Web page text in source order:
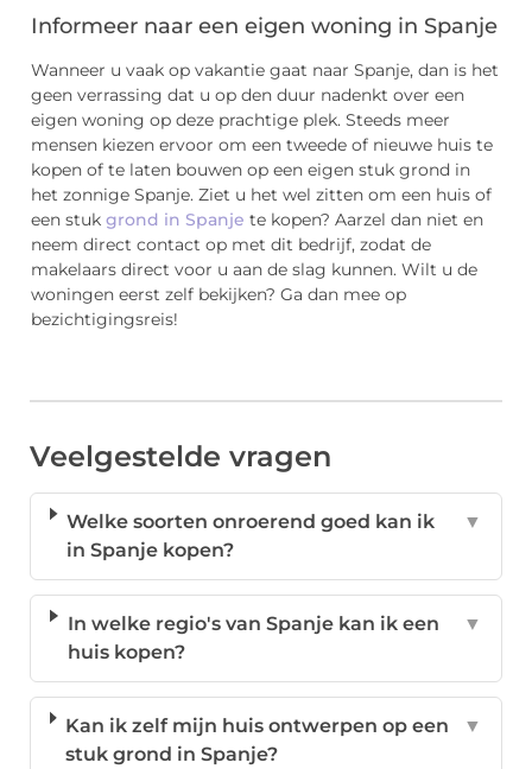
Informeer naar een eigen woning in Spanje
Wanneer u vaak op vakantie gaat naar Spanje, dan is het
geen verrassing dat u op den duur nadenkt over een
eigen woning op deze prachtige plek. Steeds meer
mensen kiezen ervoor om een tweede of nieuwe huis te
kopen of te laten bouwen op een eigen stuk grond in
het zonnige Spanje. Ziet u het wel zitten om een huis of
een stuk grond in Spanje te kopen? Aarzel dan niet en
neem direct contact op met dit bedrijf, zodat de
makelaars direct voor u aan de slag kunnen. Wilt u de
woningen eerst zelf bekijken? Ga dan mee op
bezichtigingsreis!
Veelgestelde vragen
Welke soorten onroerend goed kan ik
in Spanje kopen?
▼
In welke regio's van Spanje kan ik een
huis kopen?
▼
Kan ik zelf mijn huis ontwerpen op een
stuk grond in Spanje?
▼